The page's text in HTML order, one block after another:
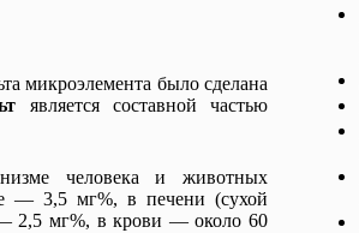
микроэлемента было сделана
является составной частью
человека и животных
— 3,5 мг%, в печени (сухой
мг%, в крови — около 60